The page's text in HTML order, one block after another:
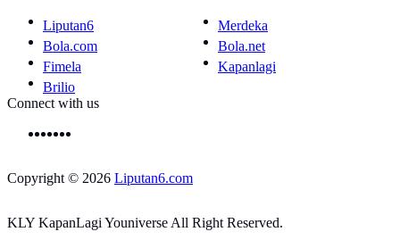
Liputan6
Merdeka
Bola.com
Bola.net
Fimela
Kapanlagi
Brilio
Connect with us
Copyright © 2026 Liputan6.com
KLY KapanLagi Youniverse All Right Reserved.